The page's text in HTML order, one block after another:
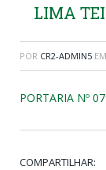
LIMA
POR CR2-ADMIN5 EM
PORTARIA Nº
COMPARTILHAR: